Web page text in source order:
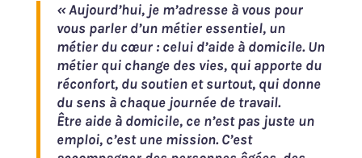
« Aujourd’hui, je m’adresse à vous pour
vous parler d’un métier essentiel, un
métier du cœur : celui d’aide à domicile. Un
métier qui change des vies, qui apporte du
réconfort, du soutien et surtout, qui donne
du sens à chaque journée de travail.
Être aide à domicile, ce n’est pas juste un
emploi, c’est une mission. C’est